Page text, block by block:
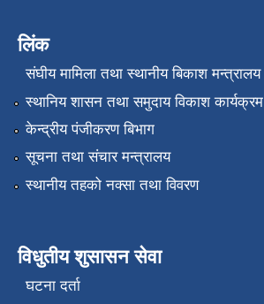
लिंक
संघीय मामिला तथा स्थानीय बिकाश मन्त्रालय
स्थानिय शासन तथा समुदाय विकाश कार्यक्रम
केन्द्रीय पंजीकरण बिभाग
सूचना तथा संचार मन्त्रालय
स्थानीय तहको नक्सा तथा विवरण
विधुतीय शुसासन सेवा
घटना दर्ता